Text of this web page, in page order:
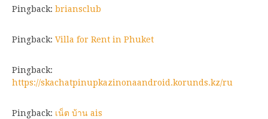
Pingback: briansclub
Pingback: Villa for Rent in Phuket
Pingback:
https://skachatpinupkazinonaandroid.korunds.kz/ru
Pingback: เน็ต บ้าน ais